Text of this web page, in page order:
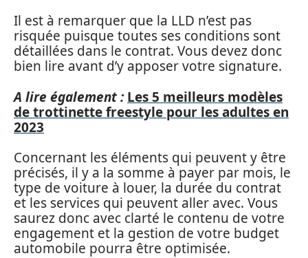
Il est à remarquer que la LLD n’est pas
risquée puisque toutes ses conditions sont
détaillées dans le contrat. Vous devez donc
bien lire avant d’y apposer votre signature.
A lire également : Les 5 meilleurs modèles
de trottinette freestyle pour les adultes en
2023
Concernant les éléments qui peuvent y être
précisés, il y a la somme à payer par mois, le
type de voiture à louer, la durée du contrat
et les services qui peuvent aller avec. Vous
saurez donc avec clarté le contenu de votre
engagement et la gestion de votre budget
automobile pourra être optimisée.